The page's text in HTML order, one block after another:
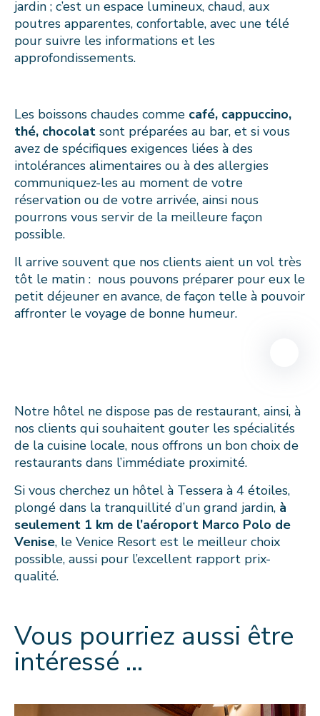
jardin ; c’est un espace lumineux, chaud, aux
poutres apparentes, confortable, avec une télé
pour suivre les informations et les
approfondissements.
Les boissons chaudes comme café, cappuccino,
thé, chocolat sont préparées au bar, et si vous
avez de spécifiques exigences liées à des
intolérances alimentaires ou à des allergies
communiquez-les au moment de votre
réservation ou de votre arrivée, ainsi nous
pourrons vous servir de la meilleure façon
possible.
Il arrive souvent que nos clients aient un vol très
tôt le matin : nous pouvons préparer pour eux le
petit déjeuner en avance, de façon telle à pouvoir
affronter le voyage de bonne humeur.
Notre hôtel ne dispose pas de restaurant, ainsi, à
nos clients qui souhaitent gouter les spécialités
de la cuisine locale, nous offrons un bon choix de
restaurants dans l’immédiate proximité.
Si vous cherchez un hôtel à Tessera à 4 étoiles,
plongé dans la tranquillité d’un grand jardin, à
seulement 1 km de l’aéroport Marco Polo de
Venise, le Venice Resort est le meilleur choix
possible, aussi pour l’excellent rapport prix-
qualité.
Vous pourriez aussi être
intéressé …